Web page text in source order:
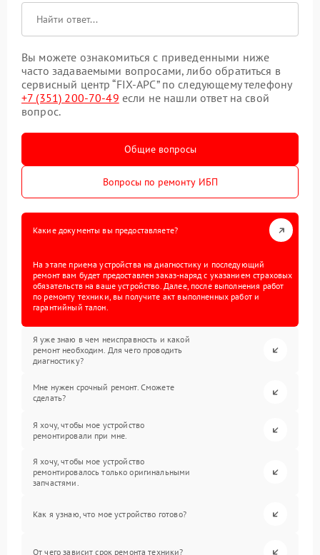
Вы можете ознакомиться с приведенными ниже
часто задаваемыми вопросами, либо обратиться в
сервисный центр “FIX-APC” по следующему телефону
+7 (351) 200-70-49 если не нашли ответ на свой
вопрос.
Общие вопросы
Вопросы по ремонту ИБП
Какие документы вы предоставляете?
На этапе приема устройства на диагностику и последующий
ремонт вам будет предоставлен заказ-наряд с указанием страховых
обязательств на ваше устройство. Далее, после выполнения работ
по ремонту техники, вы получите акт выполненных работ и
гарантийный талон.
Я уже знаю в чем неисправность и какой
ремонт необходим. Для чего проводить
диагностику?
Мне нужен срочный ремонт. Сможете
сделать?
Я хочу, чтобы мое устройство
ремонтировали при мне.
Я хочу, чтобы мое устройство
ремонтировалось только оригинальными
запчастями.
Как я узнаю, что мое устройство готово?
От чего зависит срок ремонта техники?